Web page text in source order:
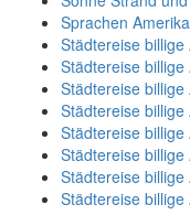
Sprachen
Städtereise
Städtereise
Städtereise
Städtereise
Städtereise
Städtereise
Städtereise
Städtereise